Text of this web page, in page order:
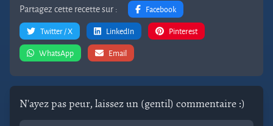
Partagez cette recette sur :
Facebook
Twitter / X
LinkedIn
Pinterest
WhatsApp
Email
N'ayez pas peur, laissez un (gentil) commentaire :)